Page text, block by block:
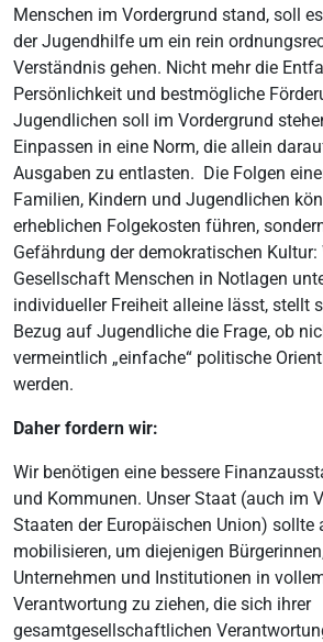
Menschen im Vordergrund stand, soll
der Jugendhilfe um ein rein
Verständnis gehen. Nicht mehr die
Persönlichkeit und bestmögliche
Jugendlichen soll im Vordergrund
Einpassen in eine Norm, die allein
Ausgaben zu entlasten. Die Folgen
Familien, Kindern und Jugendlichen
erheblichen Folgekosten führen,
Gefährdung der demokratischen Kultur:
Gesellschaft Menschen in Notlagen
individueller Freiheit alleine lässt, stellt
Bezug auf Jugendliche die Frage, ob
vermeintlich „einfache“ politische
werden.
Daher fordern wir:
Wir benötigen eine bessere
und Kommunen. Unser Staat (auch im
Staaten der Europäischen Union) sollte
mobilisieren, um diejenigen
Unternehmen und Institutionen in
Verantwortung zu ziehen, die sich ihrer
gesamtgesellschaftlichen